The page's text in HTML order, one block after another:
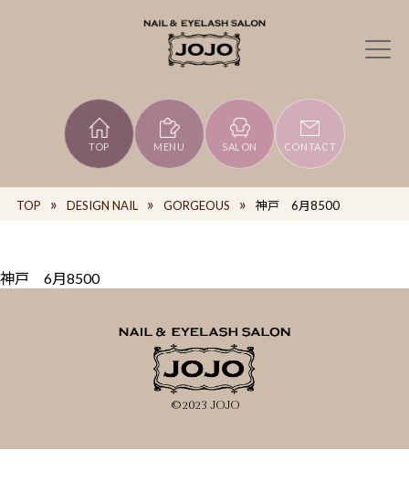
TOP MENU SALON CONTACT
TOP DESIGN NAIL GORGEOUS 神戸 6月8500
神戸 6月8500
©2023 JOJO